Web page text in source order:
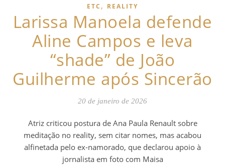
ETC , REALITY
Larissa Manoela defende
Aline Campos e leva
“shade” de João
Guilherme após Sincerão
20 de janeiro de 2026
Atriz criticou postura de Ana Paula Renault sobre
meditação no reality, sem citar nomes, mas acabou
alfinetada pelo ex-namorado, que declarou apoio à
jornalista em foto com Maisa